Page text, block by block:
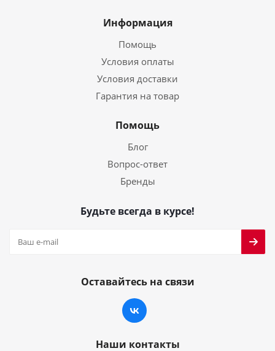
Информация
Помощь
Условия оплаты
Условия доставки
Гарантия на товар
Помощь
Блог
Вопрос-ответ
Бренды
Будьте всегда в курсе!
Оставайтесь на связи
Наши контакты